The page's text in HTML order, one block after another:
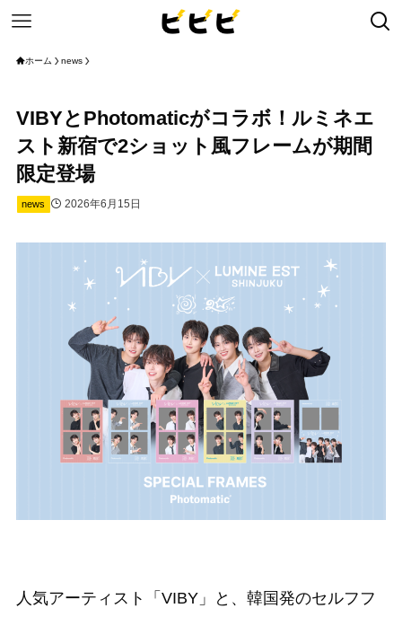
ホーム news
VIBYとPhotomaticがコラボ！ルミネエ
スト新宿で2ショット風フレームが期間
限定登場
news 2026年6月15日
人気アーティスト「VIBY」と、韓国発のセルフフ